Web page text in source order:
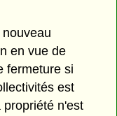
en vue de
fermeture si
est
n'est